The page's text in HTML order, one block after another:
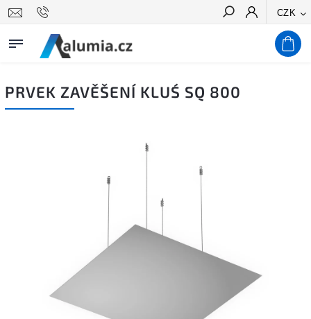
CZK
Hledat
PRVEK ZAVĚŠENÍ KLUŚ SQ 800